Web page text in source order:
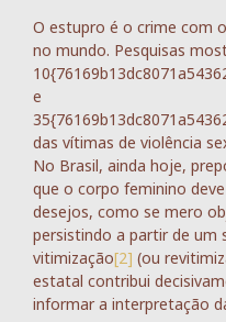
O estupro é o crime com
no mundo. Pesquisas
e
das vítimas de violência
No Brasil, ainda hoje,
que o corpo feminino
desejos, como se mero
persistindo a partir de um
vitimização[2] (ou
estatal contribui
informar a interpretação